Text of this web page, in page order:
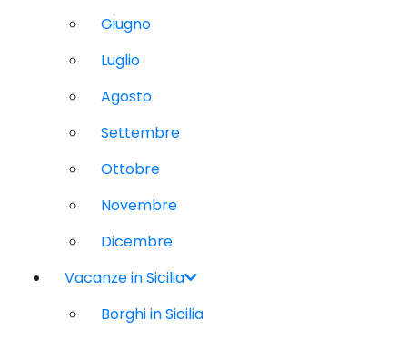
Giugno
Luglio
Agosto
Settembre
Ottobre
Novembre
Dicembre
Vacanze in Sicilia
Borghi in Sicilia